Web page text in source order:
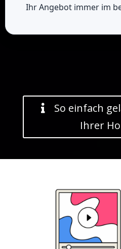
Ihr Angebot immer im
So einfach
Ihrer